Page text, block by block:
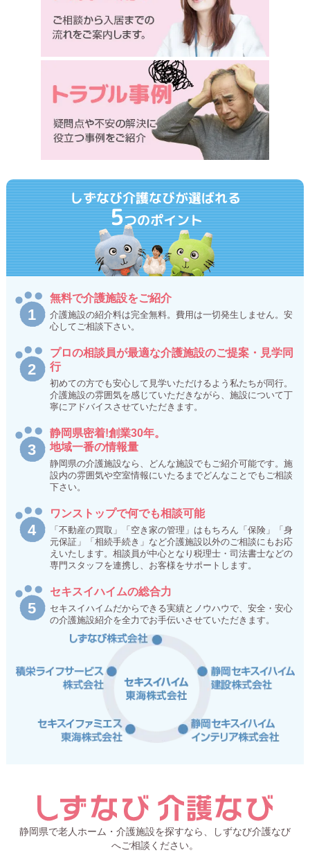
しずなび介護なびが選ばれる
5つのポイント
無料で介護施設をご紹介
介護施設の紹介料は完全無料。費用は一切発生しません。安
心してご相談下さい。
プロの相談員が最適な介護施設のご提案・見学同
行
初めての方でも安心して見学いただけるよう私たちが同行。
介護施設の雰囲気を感じていただきながら、施設について丁
寧にアドバイスさせていただきます。
静岡県密着!創業30年。
地域一番の情報量
静岡県の介護施設なら、どんな施設でもご紹介可能です。施
設内の雰囲気や空室情報にいたるまでどんなことでもご相談
下さい。
ワンストップで何でも相談可能
「不動産の買取」「空き家の管理」はもちろん「保険」「身
元保証」「相続手続き」など介護施設以外のご相談にもお応
えいたします。相談員が中心となり税理士・司法書士などの
専門スタッフを連携し、お客様をサポートします。
セキスイハイムの総合力
セキスイハイムだからできる実績とノウハウで、安全・安心
の介護施設紹介を全力でお手伝いさせていただきます。
静岡県で老人ホーム・介護施設を探すなら、しずなび介護なび
へご相談ください。